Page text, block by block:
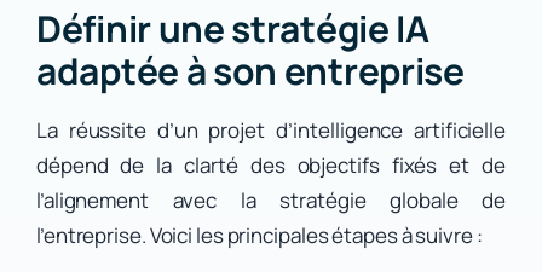
Définir une stratégie IA
adaptée à son entreprise
La réussite d’un projet d’intelligence artificielle
dépend de la clarté des objectifs fixés et de
l’alignement avec la stratégie globale de
l’entreprise. Voici les principales étapes à suivre :